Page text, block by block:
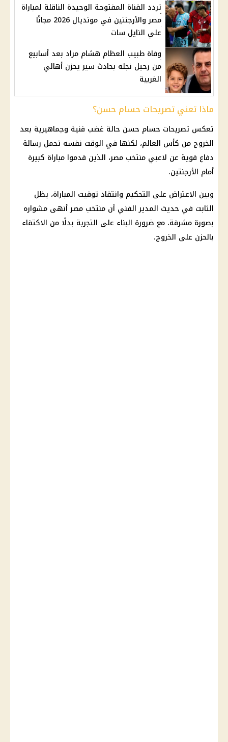
تردد القناة المفتوحة الوحيدة الناقلة لمباراة
مصر والأرجنتين في مونديال 2026 مجانًا
علي النايل سات
وفاة طبيب العظام هشام مراد بعد أسابيع
من رحيل نجله بحادث سير يحزن أهالي
الغربية
ماذا تعني تصريحات حسام حسن؟
تعكس تصريحات حسام حسن حالة غضب فنية وجماهيرية بعد
الخروج من كأس العالم، لكنها في الوقت نفسه تحمل رسالة
دفاع قوية عن لاعبي منتخب مصر، الذين قدموا مباراة كبيرة
أمام الأرجنتين.
وبين الاعتراض على التحكيم وانتقاد توقيت المباراة، يظل
الثابت في حديث المدير الفني أن منتخب مصرأنهى مشواره
بصورة مشرفة، مع ضرورة البناء على التجربة بدلًا من الاكتفاء
بالحزن على الخروج.